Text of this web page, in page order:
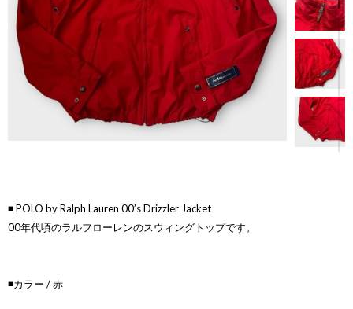
◾️ POLO by Ralph Lauren 00’s Drizzler Jacket
00年代頃のラルフローレンのスウィングトップです。
◾️カラー / 赤